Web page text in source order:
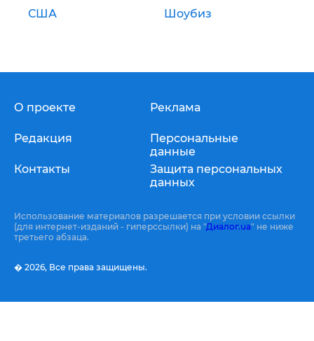
США Шоубиз
О проекте
Редакция
Контакты
Реклама
Персональные
данные
Защита персональных
данных
Использование материалов разрешается при условии ссылки
(для интернет-изданий - гиперссылки) на "Диалог.ua" не ниже
третьего абзаца.
� 2026, Все права защищены.